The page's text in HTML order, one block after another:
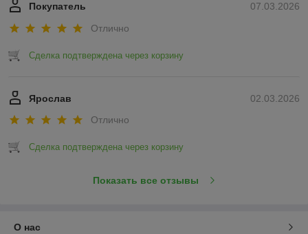
07.03.2026
Покупатель
Отлично
Сделка подтверждена через корзину
02.03.2026
Ярослав
Отлично
Сделка подтверждена через корзину
Показать все отзывы
О нас